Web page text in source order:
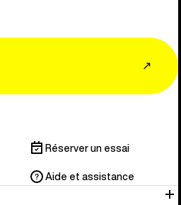
↗
Réserver un essai
Aide et assistance